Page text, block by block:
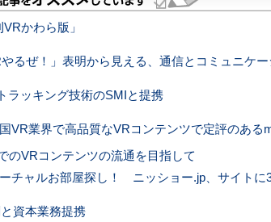
かわら版」
るぜ！」表明から見える、通信とコミュニケ
ラッキング技術のSMIと提携
VR業界で高品質なVRコンテンツで定評のある
VRコンテンツの流通を目指して
チャルお部屋探し！ ニッショー.jp、サイトに
資本業務提携